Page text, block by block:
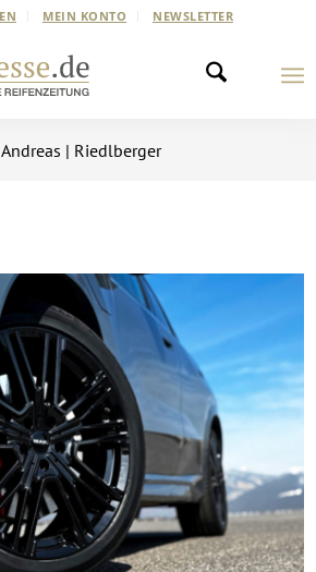
MEIN KONTO NEWSLETTER
| Riedlberger